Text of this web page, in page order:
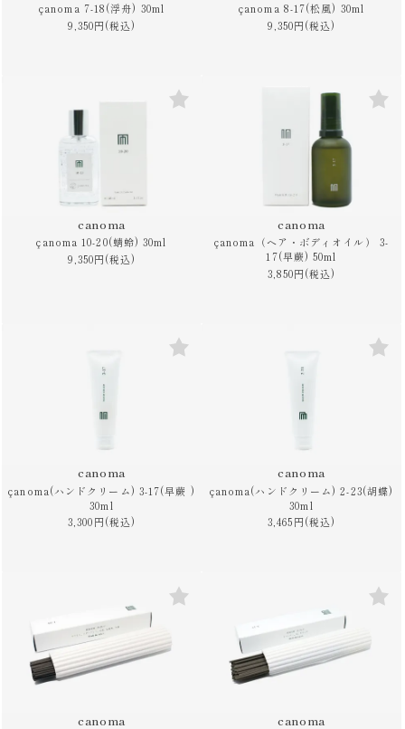
çanoma 7-18(浮舟) 30ml
9,350円(税込)
çanoma 8-17(松風) 30ml
9,350円(税込)
canoma
çanoma 10-20(蜻蛉) 30ml
9,350円(税込)
canoma
çanoma（ヘア・ボディオイル） 3-
17(早蕨) 50ml
3,850円(税込)
canoma
çanoma(ハンドクリーム) 3-17(早蕨 )
30ml
3,300円(税込)
canoma
çanoma(ハンドクリーム) 2-23(胡蝶)
30ml
3,465円(税込)
canoma canoma